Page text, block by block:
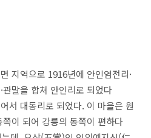
지역으로 1916년에 안인염전리·
관말을 합쳐 안인리로 되었다
서 대동리로 되었다. 이 마을은 원
이 되어 강릉의 동쪽이 편하다